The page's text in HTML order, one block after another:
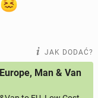
JAK DODAĆ?
Man & Van